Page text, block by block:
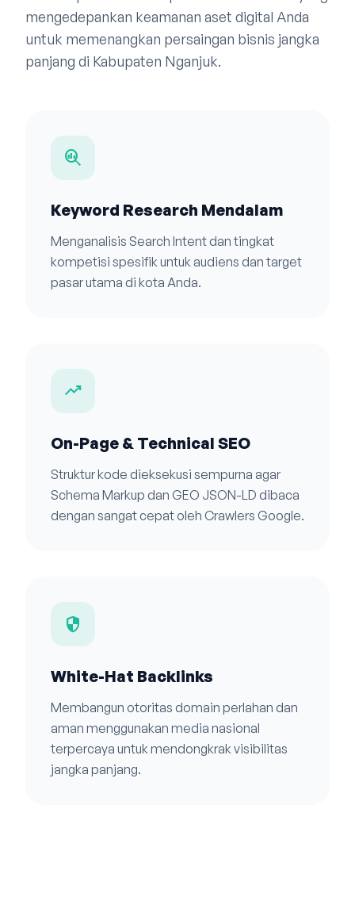
mengedepankan keamanan aset digital Anda
untuk memenangkan persaingan bisnis jangka
panjang di Kabupaten Nganjuk.
search_insights
Keyword Research Mendalam
Menganalisis Search Intent dan tingkat
kompetisi spesifik untuk audiens dan target
pasar utama di kota Anda.
trending_up
On-Page & Technical SEO
Struktur kode dieksekusi sempurna agar
Schema Markup dan GEO JSON-LD dibaca
dengan sangat cepat oleh Crawlers Google.
security
White-Hat Backlinks
Membangun otoritas domain perlahan dan
aman menggunakan media nasional
terpercaya untuk mendongkrak visibilitas
jangka panjang.